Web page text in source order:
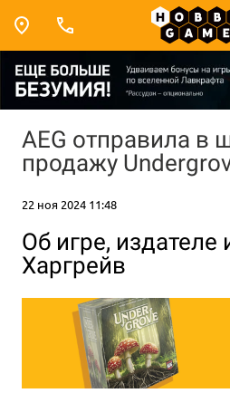
AEG отправила в
продажу
22 ноя 2024 11:48
Об игре, издателе
Харгрейв